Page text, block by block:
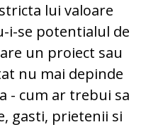
lui valoare
i-se potentialul de
un proiect sau
nu mai depinde
- cum ar trebui sa
gasti, prietenii si